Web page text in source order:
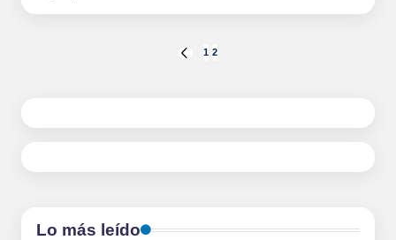
entradas
PÁGINA
1 2
Lo más leído